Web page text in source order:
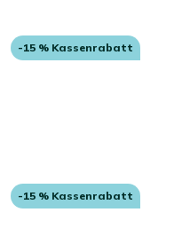
-15 % Kassenrabatt
-15 % Kassenrabatt